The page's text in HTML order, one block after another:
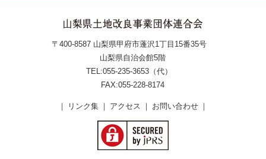
〒400-8587山梨県甲府市蓬沢1丁目15番35号
山梨県自治会館5階
TEL:055-235-3653（代）
FAX:055-228-8174
｜ リンク集 ｜ アクセス ｜ お問い合わせ ｜